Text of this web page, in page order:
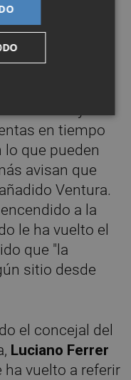
que se
que los
"a
de
en este
Ucrania y la
en tiempo
lo que pueden
avisan que
Ventura.
a la
le ha vuelto el
que "la
sitio desde
el concejal del
Luciano Ferrer
ha vuelto a referir